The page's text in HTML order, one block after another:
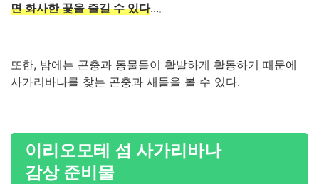
면 화사한 꽃을 즐길 수 있다...。
또한, 밤에는 곤충과 동물들이 활발하게 활동하기 때문에
사가리바나를 찾는 곤충과 새들을 볼 수 있다.
이리오모테 섬 사가리바나
감상 준비물